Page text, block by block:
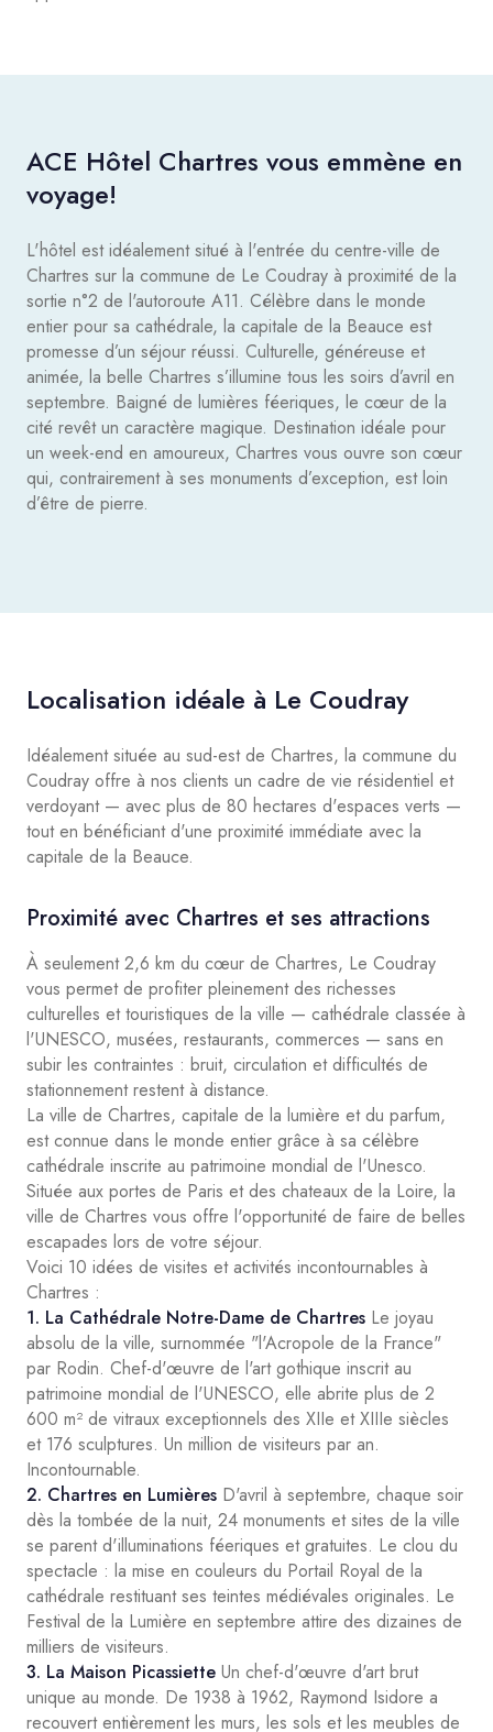
ACE Hôtel Chartres vous emmène en
voyage!
L'hôtel est idéalement situé à l'entrée du centre-ville de
Chartres sur la commune de Le Coudray à proximité de la
sortie n°2 de l'autoroute A11. Célèbre dans le monde
entier pour sa cathédrale, la capitale de la Beauce est
promesse d’un séjour réussi. Culturelle, généreuse et
animée, la belle Chartres s’illumine tous les soirs d’avril en
septembre. Baigné de lumières féeriques, le cœur de la
cité revêt un caractère magique. Destination idéale pour
un week-end en amoureux, Chartres vous ouvre son cœur
qui, contrairement à ses monuments d’exception, est loin
d’être de pierre.
Localisation idéale à Le Coudray
Idéalement située au sud-est de Chartres, la commune du
Coudray offre à nos clients un cadre de vie résidentiel et
verdoyant — avec plus de 80 hectares d'espaces verts —
tout en bénéficiant d'une proximité immédiate avec la
capitale de la Beauce.
Proximité avec Chartres et ses attractions
À seulement 2,6 km du cœur de Chartres, Le Coudray
vous permet de profiter pleinement des richesses
culturelles et touristiques de la ville — cathédrale classée à
l'UNESCO, musées, restaurants, commerces — sans en
subir les contraintes : bruit, circulation et difficultés de
stationnement restent à distance.
La ville de Chartres, capitale de la lumière et du parfum,
est connue dans le monde entier grâce à sa célèbre
cathédrale inscrite au patrimoine mondial de l'Unesco.
Située aux portes de Paris et des chateaux de la Loire, la
ville de Chartres vous offre l'opportunité de faire de belles
escapades lors de votre séjour.
Voici 10 idées de visites et activités incontournables à
Chartres :
1. La Cathédrale Notre-Dame de Chartres Le joyau
absolu de la ville, surnommée "l'Acropole de la France"
par Rodin. Chef-d'œuvre de l'art gothique inscrit au
patrimoine mondial de l'UNESCO, elle abrite plus de 2
600 m² de vitraux exceptionnels des XIIe et XIIIe siècles
et 176 sculptures. Un million de visiteurs par an.
Incontournable.
2. Chartres en Lumières D'avril à septembre, chaque soir
dès la tombée de la nuit, 24 monuments et sites de la ville
se parent d'illuminations féeriques et gratuites. Le clou du
spectacle : la mise en couleurs du Portail Royal de la
cathédrale restituant ses teintes médiévales originales. Le
Festival de la Lumière en septembre attire des dizaines de
milliers de visiteurs.
3. La Maison Picassiette Un chef-d'œuvre d'art brut
unique au monde. De 1938 à 1962, Raymond Isidore a
recouvert entièrement les murs, les sols et les meubles de